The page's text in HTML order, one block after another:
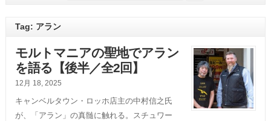
Tag: アラン
モルトマニアの聖地でアラン
を語る【後半／全2回】
12月 18, 2025
キャンベルタウン・ロッホ店主の中村信之氏
が、「アラン」の真髄に触れる。スチュワー